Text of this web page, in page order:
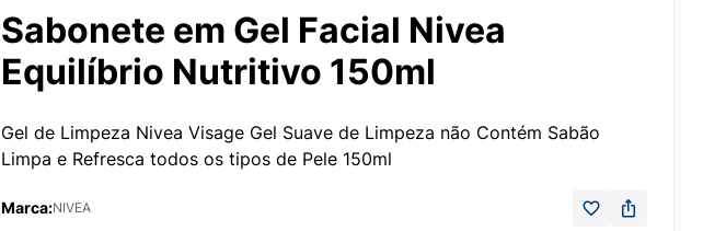
Sabonete em Gel Facial Nivea
Equilíbrio Nutritivo 150ml
Gel de Limpeza Nivea Visage Gel Suave de Limpeza não Contém Sabão
Limpa e Refresca todos os tipos de Pele 150ml
Marca:NIVEA